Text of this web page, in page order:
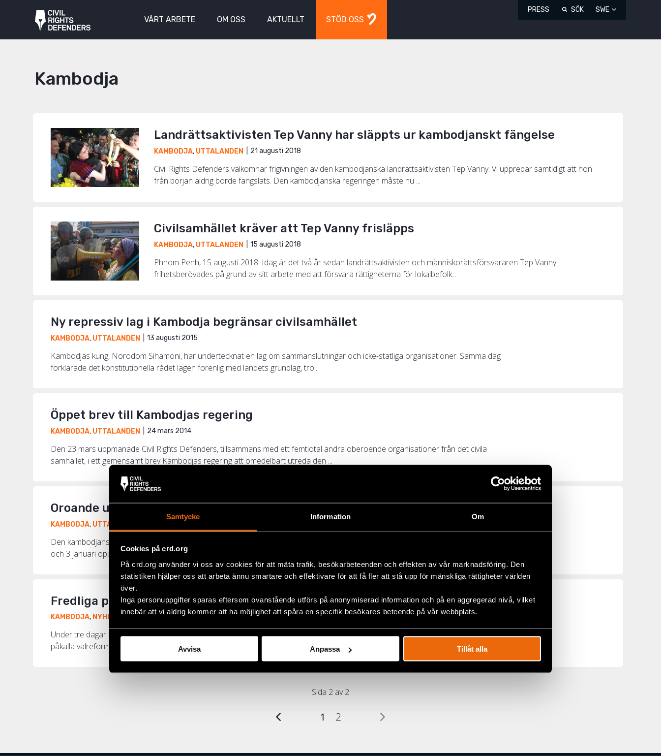
Samtycke Information Om
Cookies på crd.org
På crd.org använder vi oss av cookies för att mäta trafik, besökarbeteenden och effekten av vår marknadsföring. Den
statistiken hjälper oss att arbeta ännu smartare och effektivare för att få fler att stå upp för mänskliga rättigheter världen
över.
Inga personuppgifter sparas eftersom ovanstående utförs på anonymiserad information och på en aggregerad nivå, vilket
innebär att vi aldrig kommer att ha möjlighet att spåra en specifik besökares beteende på vår webbplats.
Avvisa Anpassa Tillåt alla
VÅRT ARBETE OM OSS AKTUELLT STÖD OSS
PRESS SÖK SWE
Kambodja
Landrättsaktivisten Tep Vanny har släppts ur kambodjanskt fängelse
KAMBODJA, UTTALANDEN 21 augusti 2018
Civil Rights Defenders välkomnar frigivningen av den kambodjanska landrättsaktivisten Tep Vanny. Vi upprepar samtidigt att hon
från början aldrig borde fängslats. Den kambodjanska regeringen måste nu ...
Civilsamhället kräver att Tep Vanny frisläpps
KAMBODJA, UTTALANDEN 15 augusti 2018
Phnom Penh, 15 augusti 2018: Idag är det två år sedan landrättsaktivisten och människorättsförsvararen Tep Vanny
frihetsberövades på grund av sitt arbete med att försvara rättigheterna för lokalbefolk...
Ny repressiv lag i Kambodja begränsar civilsamhället
KAMBODJA, UTTALANDEN 13 augusti 2015
Kambodjas kung, Norodom Sihamoni, har undertecknat en lag om sammanslutningar och icke-statliga organisationer. Samma dag
förklarade det konstitutionella rådet lagen förenlig med landets grundlag, tro...
Öppet brev till Kambodjas regering
KAMBODJA, UTTALANDEN 24 mars 2014
Den 23 mars uppmanade Civil Rights Defenders, tillsammans med ett femtiotal andra oberoende organisationer från det civila
samhället, i ett gemensamt brev Kambodjas regering att omedelbart utreda den ...
Oroande utveckling i Kambodja
KAMBODJA, UTTALANDEN
Den kambodjanska regeringen har förbjudit demonstrationer efter ett våldsamt ingripande mot strejkande textilarbetare. Den 2
och 3 januari öppnade säkerhetsstyrkor eld mot protesterande arbetare och m...
Fredliga protester efter valet mobiliserade massorna i Kambodja
KAMBODJA, NYHETER 31 oktober 2013
Under tre dagar förra veckan mobiliserade sig tiotusentals människor i Kambodja i fredliga protester. Demonstranterna ville
påkalla valreformer och en granskning av parlamentsvalet som hölls i juli i ...
Sida 2 av 2
1 2